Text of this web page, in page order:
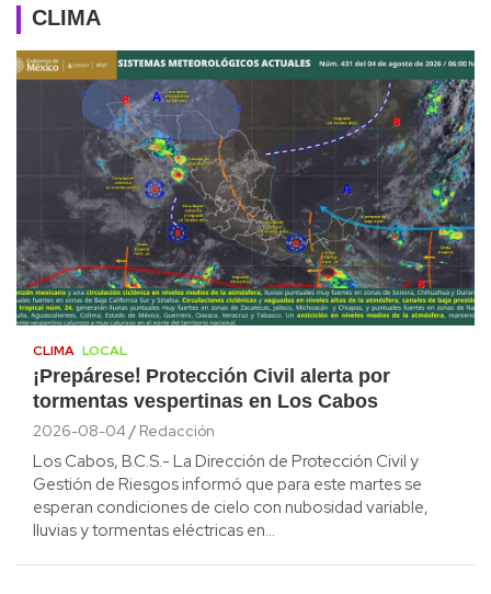
CLIMA
CLIMA LOCAL
¡Prepárese! Protección Civil alerta por
tormentas vespertinas en Los Cabos
2026-08-04 Redacción
Los Cabos, B.C.S.- La Dirección de Protección Civil y
Gestión de Riesgos informó que para este martes se
esperan condiciones de cielo con nubosidad variable,
lluvias y tormentas eléctricas en…